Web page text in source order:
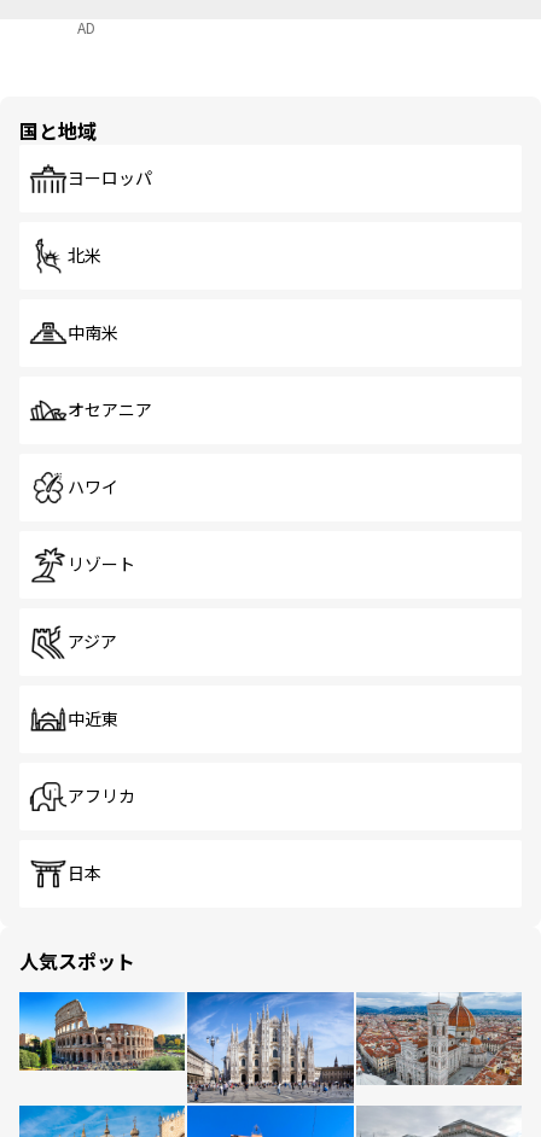
AD
国と地域
ヨーロッパ
北米
中南米
オセアニア
ハワイ
リゾート
アジア
中近東
アフリカ
日本
人気スポット